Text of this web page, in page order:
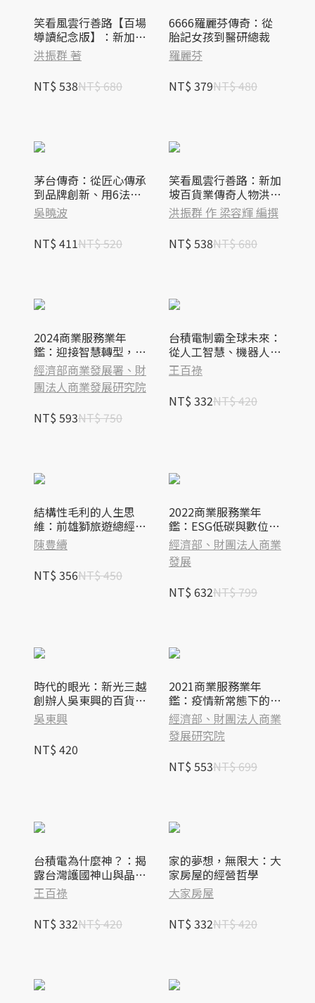
笑看風雲行善路【百場
導讀紀念版】：新加坡
百貨業傳奇人物洪振群
永不放棄的人生拼搏
洪振群 著
NT$ 538NT$ 680
6666羅麗芬傳奇：從
胎記女孩到醫研總裁
羅麗芬
NT$ 379NT$ 480
茅台傳奇：從匠心傳承
到品牌創新、用6法12
式打造全球最具價值白
酒帝國
吳曉波
NT$ 411NT$ 520
笑看風雲行善路：新加
坡百貨業傳奇人物洪振
群永不放棄的人生拼搏
洪振群 作 梁容輝 編撰
NT$ 538NT$ 680
2024商業服務業年
鑑：迎接智慧轉型，擁
抱低碳永續，建構服務
業韌性生態系
經濟部商業發展署、財
團法人商業發展研究院
NT$ 593NT$ 750
台積電制霸全球未來：
從人工智慧、機器人到
電動車，未來十年全世
界仍是台積電的天下
王百祿
NT$ 332NT$ 420
結構性毛利的人生思
維：前雄獅旅遊總經理
陳豊續自傳，教你拆解
結構、細算成本，獲致
事業與人生的獲利
陳豊續
NT$ 356NT$ 450
2022商業服務業年
鑑：ESG低碳與數位轉
型
經濟部、財團法人商業
發展
NT$ 632NT$ 799
時代的眼光：新光三越
創辦人吳東興的百貨佈
局與服務創新
吳東興
NT$ 420
2021商業服務業年
鑑：疫情新常態下的臺
灣商業服務業發展
經濟部、財團法人商業
發展研究院
NT$ 553NT$ 699
台積電為什麼神？：揭
露台灣護國神山與晶圓
科技產業崛起的祕密
王百祿
NT$ 332NT$ 420
家的夢想，無限大：大
家房屋的經營哲學
大家房屋
NT$ 332NT$ 420